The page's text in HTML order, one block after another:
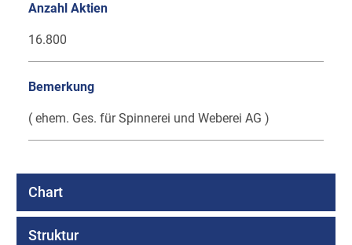
Anzahl Aktien
16.800
Bemerkung
( ehem. Ges. für Spinnerei und Weberei AG )
Chart
Struktur